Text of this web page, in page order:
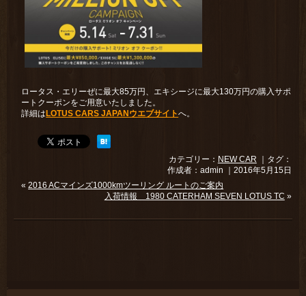
ロータス・エリーぜに最大85万円、エキシージに最大130万円の購入サポ
ートクーポンをご用意いたしました。
詳細は LOTUS CARS JAPANウエブサイトへ。
カテゴリー： NEW CAR ｜タグ：
作成者：admin ｜2016年5月15日
«2016 ACマインズ1000kmツーリング ルートのご案内
入荷情報 1980 CATERHAM SEVEN LOTUS TC »